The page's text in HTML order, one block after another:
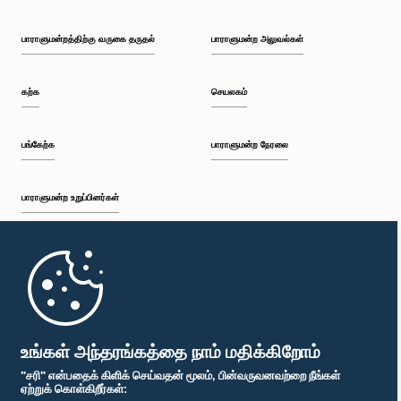
உங்கள் அந்தரங்கத்தை நாம் மதிக்கிறோம்
"சரி" என்பதைக் கிளிக் செய்வதன் மூலம், பின்வருவனவற்றை நீங்கள்
ஏற்றுக் கொள்கிறீர்கள்:
பாராளுமன்றத்திற்கு வருகை தருதல்
கற்க
பங்கேற்க
பாராளுமன்ற உறுப்பினர்கள்
முதற்பக்கம்
பாராளுமன்ற அலுவல்கள்
செயலகம்
பாராளுமன்ற நேரலை
பாராளுமன்ற கையடக்க செயலி